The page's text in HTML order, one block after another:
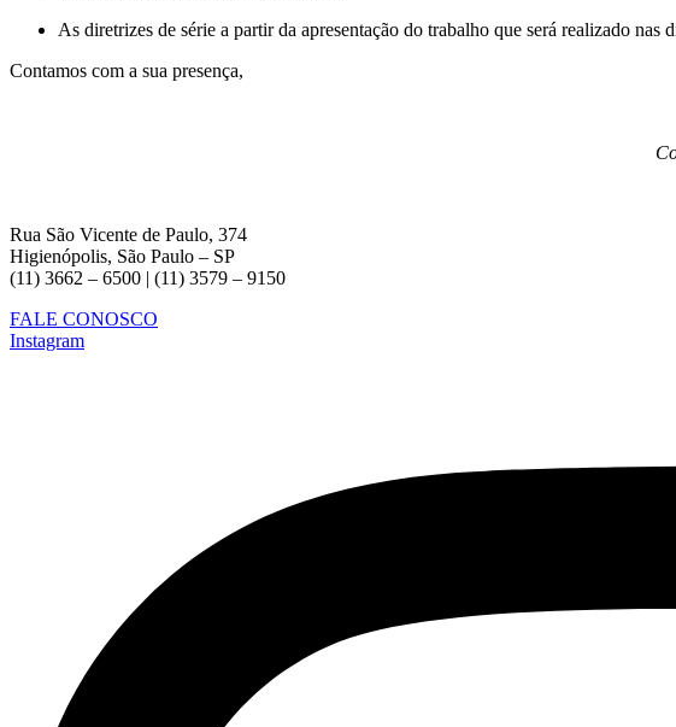
As diretrizes de série a partir da apresentação do trabalho que será realizado nas
Contamos com a sua presença,
Rua São Vicente de Paulo, 374
Higienópolis, São Paulo – SP
(11) 3662 – 6500 | (11) 3579 – 9150
FALE CONOSCO
Instagram